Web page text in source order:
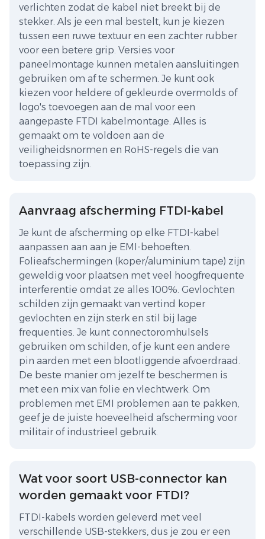
verlichten zodat de kabel niet breekt bij de
stekker. Als je een mal bestelt, kun je kiezen
tussen een ruwe textuur en een zachter rubber
voor een betere grip. Versies voor
paneelmontage kunnen metalen aansluitingen
gebruiken om af te schermen. Je kunt ook
kiezen voor heldere of gekleurde overmolds of
logo's toevoegen aan de mal voor een
aangepaste FTDI kabelmontage. Alles is
gemaakt om te voldoen aan de
veiligheidsnormen en RoHS-regels die van
toepassing zijn.
Aanvraag afscherming FTDI-kabel
Je kunt de afscherming op elke FTDI-kabel
aanpassen aan aan je EMI-behoeften.
Folieafschermingen (koper/aluminium tape) zijn
geweldig voor plaatsen met veel hoogfrequente
interferentie omdat ze alles 100%. Gevlochten
schilden zijn gemaakt van vertind koper
gevlochten en zijn sterk en stil bij lage
frequenties. Je kunt connectoromhulsels
gebruiken om schilden, of je kunt een andere
pin aarden met een blootliggende afvoerdraad.
De beste manier om jezelf te beschermen is
met een mix van folie en vlechtwerk. Om
problemen met EMI problemen aan te pakken,
geef je de juiste hoeveelheid afscherming voor
militair of industrieel gebruik.
Wat voor soort USB-connector kan
worden gemaakt voor FTDI?
FTDI-kabels worden geleverd met veel
verschillende USB-stekkers, dus je zou er een